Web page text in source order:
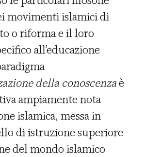
movimenti islamici di
o riforma e il loro
all’educazione
della conoscenzaè
ampiamente nota
islamica, messa in
di istruzione superiore
del mondo islamico